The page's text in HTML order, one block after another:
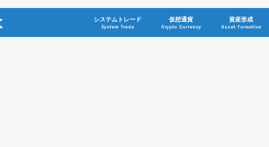
システムトレード
System Trade
仮想通貨
Crypto Currency
資産形成
Asset Formation